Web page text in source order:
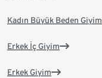
Kadın Büyük Beden Giyim
Erkek İç Giyim
Erkek Giyim